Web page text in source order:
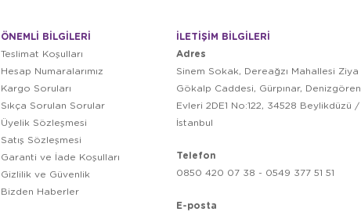
ÖNEMLİ BİLGİLERİ
Teslimat Koşulları
Hesap Numaralarımız
Kargo Soruları
Sıkça Sorulan Sorular
Üyelik Sözleşmesi
Satış Sözleşmesi
Garanti ve İade Koşulları
Gizlilik ve Güvenlik
Bizden Haberler
İLETİŞİM BİLGİLERİ
Adres
Sinem Sokak, Dereağzı Mahallesi Ziya
Gökalp Caddesi, Gürpınar, Denizgören
Evleri 2DE1 No:122, 34528 Beylikdüzü /
İstanbul
Telefon
0850 420 07 38 - 0549 377 51 51
E-posta